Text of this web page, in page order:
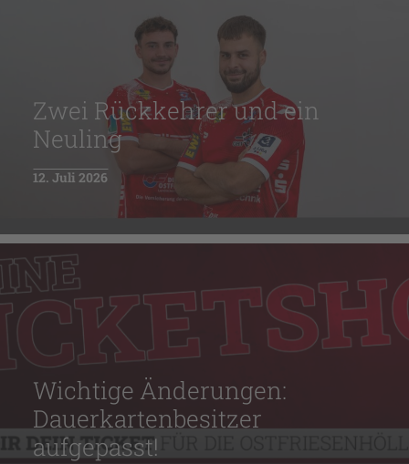
Zwei Rückkehrer und ein
Neuling
12. Juli 2026
Wichtige Änderungen:
Dauerkartenbesitzer
aufgepasst!